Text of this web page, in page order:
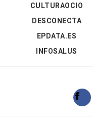
CULTURAOCIO
DESCONECTA
EPDATA.ES
INFOSALUS